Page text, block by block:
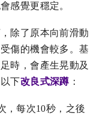
感覺更穩定。
除了原本向前滑動
傷的機會較多。基
時，會產生晃動及
下改良式深蹲 ：
，每次10秒，之後